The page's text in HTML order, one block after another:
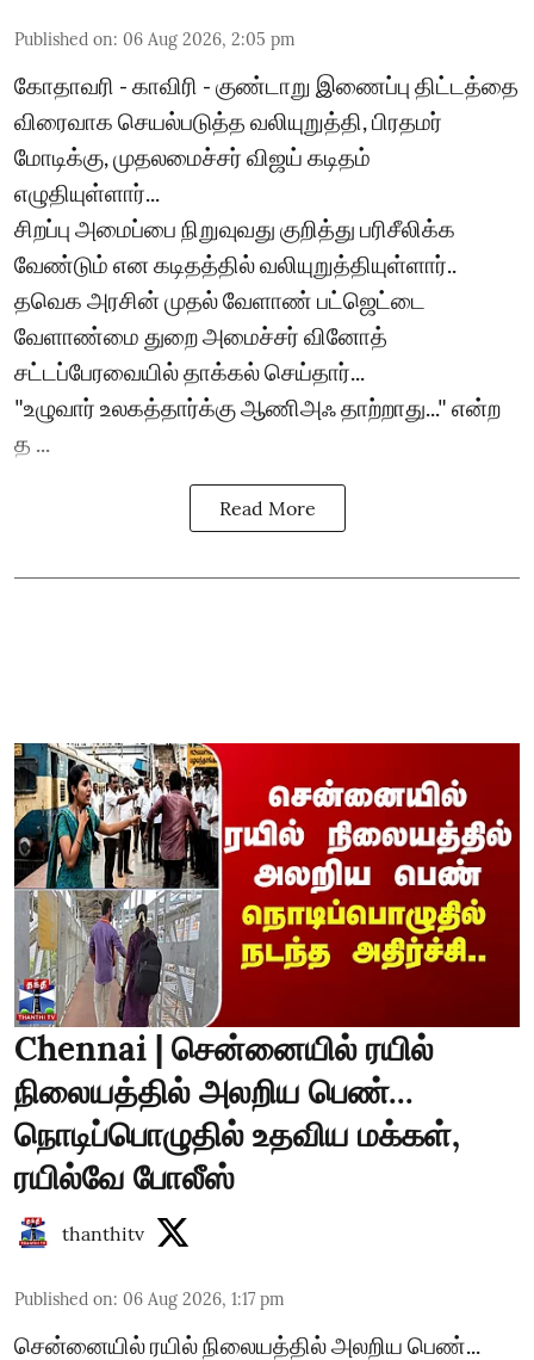
Published on: 06 Aug 2026, 2:05 pm
கோதாவரி - காவிரி - குண்டாறு இணைப்பு திட்டத்தை
விரைவாக செயல்படுத்த வலியுறுத்தி, பிரதமர்
மோடிக்கு, முதலமைச்சர் விஜய் கடிதம்
எழுதியுள்ளார்...
சிறப்பு அமைப்பை நிறுவுவது குறித்து பரிசீலிக்க
வேண்டும் என கடிதத்தில் வலியுறுத்தியுள்ளார்..
தவெக அரசின் முதல் வேளாண் பட்ஜெட்டை
வேளாண்மை துறை அமைச்சர் வினோத்
சட்டப்பேரவையில் தாக்கல் செய்தார்...
"உழுவார் உலகத்தார்க்கு ஆணிஅஃ தாற்றாது..." என்ற
த ...
Read More
Chennai | சென்னையில் ரயில்
நிலையத்தில் அலறிய பெண்...
நொடிப்பொழுதில் உதவிய மக்கள்,
ரயில்வே போலீஸ்
thanthitv
Published on: 06 Aug 2026, 1:17 pm
சென்னையில் ரயில் நிலையத்தில் அலறிய பெண்...